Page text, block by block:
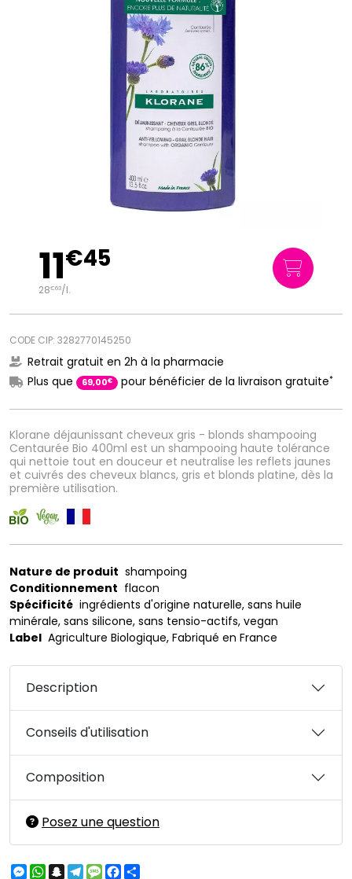
Klorane déjaunissant cheveux gris - blonds shampooing
Centaurée Bio 400ml est un shampooing haute tolérance
qui nettoie tout en douceur et neutralise les reflets jaunes
et cuivrés des cheveux blancs, gris et blonds platine, dès la
première utilisation.
11€45
28€63/l.
CODE CIP: 3282770145250
Retrait gratuit en 2h à la pharmacie
Plus que
69,00€ pour bénéficier de la livraison gratuite*
Nature de produit shampoing
Conditionnement flacon
Spécificité ingrédients d'origine naturelle, sans huile
minérale, sans silicone, sans tensio-actifs, vegan
Label Agriculture Biologique, Fabriqué en France
Description
Conseils d'utilisation
Composition
Posez une question
Messenger
WhatsApp
Snapchat
Telegram
MessageFacebook